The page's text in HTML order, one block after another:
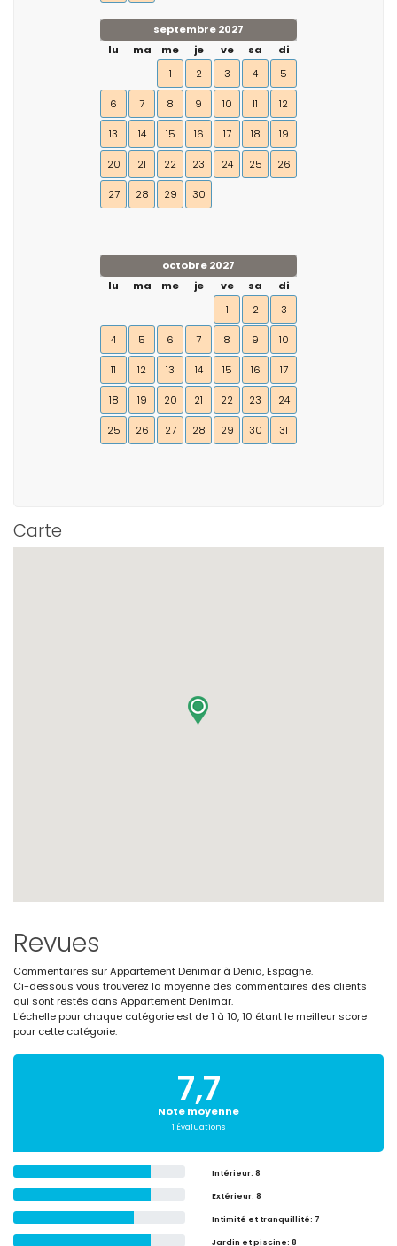
septembre 2027
lu
ma me je ve sa
di
1
2 3 4 5
6 7 8 9 10 11 12
13 14 15 16 17 18 19
20 21 22 23 24 25 26
27 28 29 30
octobre 2027
lu
ma me je ve sa
di
1
2 3
4 5 6 7 8 9 10
11 12 13 14 15 16 17
18 19 20 21 22 23 24
25 26 27 28 29 30 31
Carte
Revues
Commentaires sur Appartement Denimar à Denia, Espagne.
Ci-dessous vous trouverez la moyenne des commentaires des clients
qui sont restés dans Appartement Denimar.
L'échelle pour chaque catégorie est de 1 à 10, 10 étant le meilleur score
pour cette catégorie.
7,7
Note moyenne
1 Évaluations
Intérieur: 8
Extérieur: 8
Intimité et tranquillité: 7
Jardin et piscine: 8